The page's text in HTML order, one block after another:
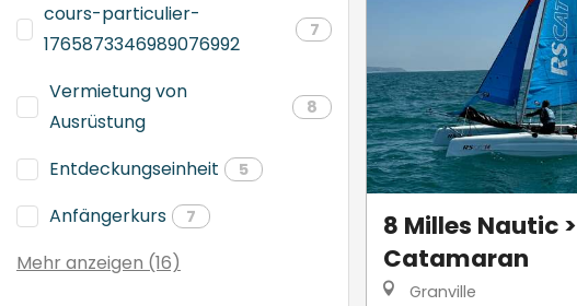
cours-particulier-
1765873346989076992
7
Vermietung von
Ausrüstung
8
Entdeckungseinheit 5
Anfängerkurs 7
Mehr anzeigen (16)
8 Milles Nautic >
Catamaran
Granville